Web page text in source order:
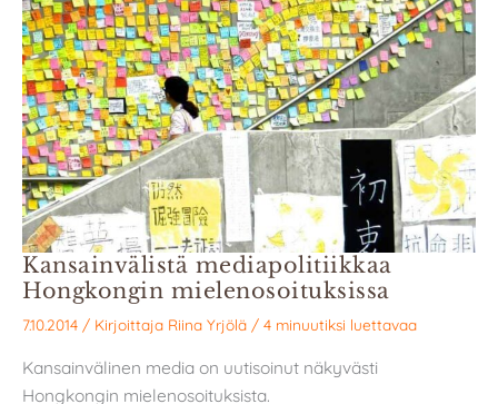
Kansainvälistä mediapolitiikkaa
Hongkongin mielenosoituksissa
7.10.2014 / Kirjoittaja Riina Yrjölä / 4 minuutiksi luettavaa
Kansainvälinen media on uutisoinut näkyvästi
Hongkongin mielenosoituksista.